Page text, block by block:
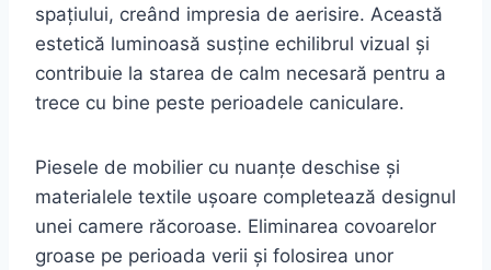
spațiului, creând impresia de aerisire. Această
estetică luminoasă susține echilibrul vizual și
contribuie la starea de calm necesară pentru a
trece cu bine peste perioadele caniculare.
Piesele de mobilier cu nuanțe deschise și
materialele textile ușoare completează designul
unei camere răcoroase. Eliminarea covoarelor
groase pe perioada verii și folosirea unor